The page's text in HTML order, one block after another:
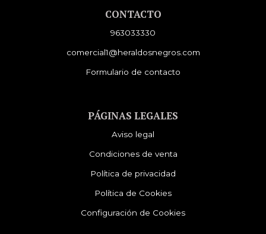
CONTACTO
963033330
comercial1@heraldosnegros.com
Formulario de contacto
PÁGINAS LEGALES
Aviso legal
Condiciones de venta
Política de privacidad
Política de Cookies
Configuración de Cookies